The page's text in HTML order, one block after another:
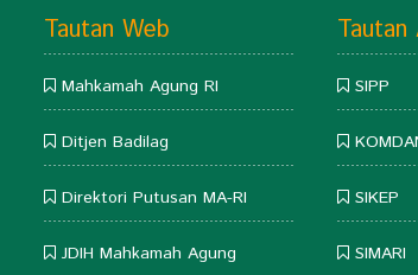
Tautan Web
Mahkamah Agung RI
Ditjen Badilag
Direktori Putusan MA-RI
JDIH Mahkamah Agung
Tautan
SIPP
SIKEP
SIMARI